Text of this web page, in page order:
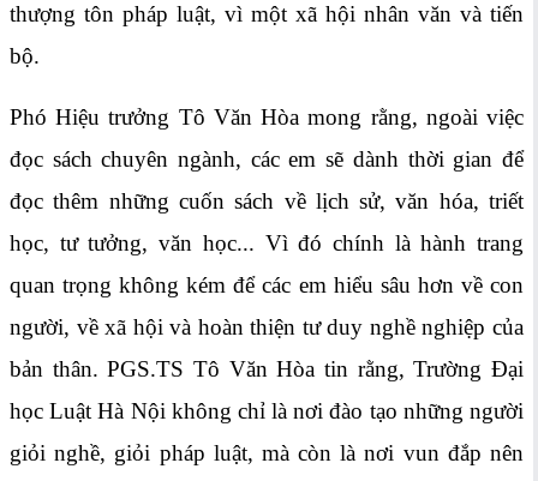
thượng tôn pháp luật, vì một xã hội nhân văn và tiến
bộ.
Phó Hiệu trưởng Tô Văn Hòa mong rằng, ngoài việc
đọc sách chuyên ngành, các em sẽ dành thời gian để
đọc thêm những cuốn sách về lịch sử, văn hóa, triết
học, tư tưởng, văn học... Vì đó chính là hành trang
quan trọng không kém để các em hiểu sâu hơn về con
người, về xã hội và hoàn thiện tư duy nghề nghiệp của
bản thân. PGS.TS Tô Văn Hòa tin rằng, Trường Đại
học Luật Hà Nội không chỉ là nơi đào tạo những người
giỏi nghề, giỏi pháp luật, mà còn là nơi vun đắp nên